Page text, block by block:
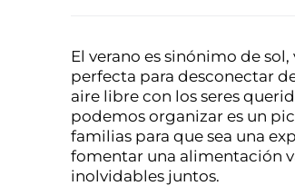
El verano es sinónimo de
perfecta para desconectar
aire libre con los seres
podemos organizar es un
familias para que sea una
fomentar una alimentación
inolvidables juntos.